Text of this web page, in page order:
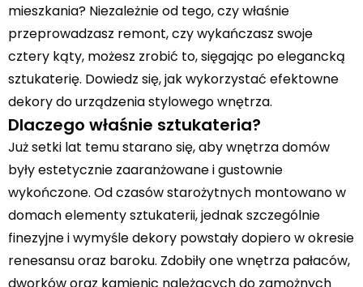
mieszkania? Niezależnie od tego, czy właśnie
przeprowadzasz remont, czy wykańczasz swoje
cztery kąty, możesz zrobić to, sięgając po elegancką
sztukaterię. Dowiedz się, jak wykorzystać efektowne
dekory do urządzenia stylowego wnętrza.
Dlaczego właśnie sztukateria?
Już setki lat temu starano się, aby wnętrza domów
były estetycznie zaaranżowane i gustownie
wykończone. Od czasów starożytnych montowano w
domach elementy sztukaterii, jednak szczególnie
finezyjne i wymyśle dekory powstały dopiero w okresie
renesansu oraz baroku. Zdobiły one wnętrza pałaców,
dworków oraz kamienic należących do zamożnych